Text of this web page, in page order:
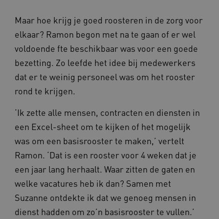
Maar hoe krijg je goed roosteren in de zorg voor
elkaar? Ramon begon met na te gaan of er wel
voldoende fte beschikbaar was voor een goede
bezetting. Zo leefde het idee bij medewerkers
dat er te weinig personeel was om het rooster
rond te krijgen.
‘Ik zette alle mensen, contracten en diensten in
een Excel-sheet om te kijken of het mogelijk
was om een basisrooster te maken,’ vertelt
Ramon. ‘Dat is een rooster voor 4 weken dat je
een jaar lang herhaalt. Waar zitten de gaten en
welke vacatures heb ik dan? Samen met
Suzanne ontdekte ik dat we genoeg mensen in
dienst hadden om zo’n basisrooster te vullen.’